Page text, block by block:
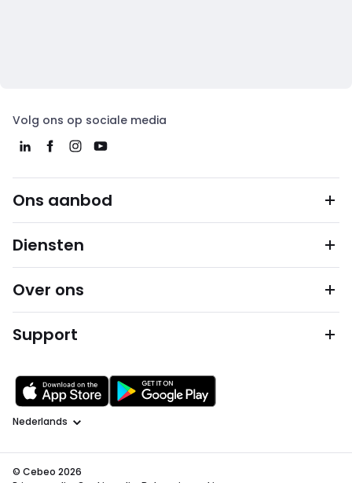
Volg ons op sociale media
Ons aanbod
Diensten
Over ons
Support
Taal
© Cebeo 2026